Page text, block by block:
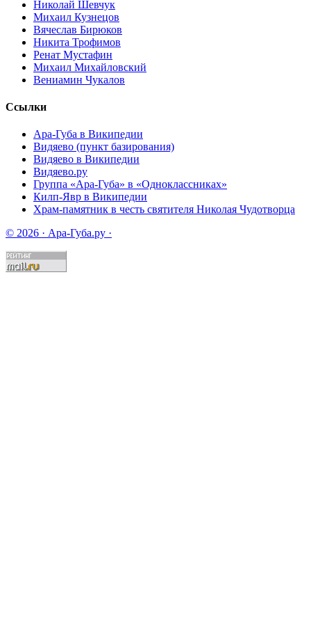
Николай Шевчук
Михаил Кузнецов
Вячеслав Бирюков
Никита Трофимов
Ренат Мустафин
Михаил Михайловский
Вениамин Чукалов
Ссылки
Ара-Губа в Википедии
Видяево (пункт базирования)
Видяево в Википедии
Видяево.ру
Группа «Ара-Губа» в «Одноклассниках»
Килп-Явр в Википедии
Храм-памятник в честь святителя Николая Чудотворца
© 2026 · Ара-Губа.ру ·